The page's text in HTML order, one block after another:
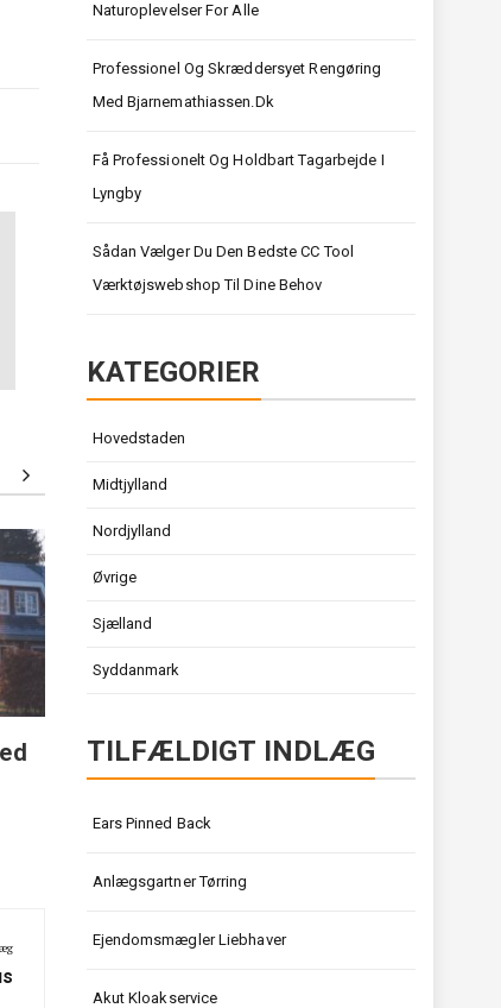
Maler Valby
Naturoplevelser For Alle
Professionel Og Skræddersyet Rengøring
Med Bjarnemathiassen.dk
Få Professionelt Og Holdbart Tagarbejde I
Lyngby
Sådan Vælger Du Den Bedste CC Tool
Værktøjswebshop Til Dine Behov
KATEGORIER
Hovedstaden
Midtjylland
Nordjylland
Øvrige
Sjælland
Syddanmark
TILFÆLDIGT INDLÆG
Ears Pinned Back
Anlægsgartner Tørring
Ejendomsmægler Liebhaver
Akut Kloakservice